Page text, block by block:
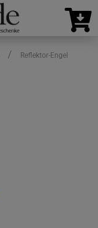
/ Reflektor-Engel